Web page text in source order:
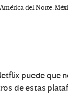
América del Norte,
puede que
de estas